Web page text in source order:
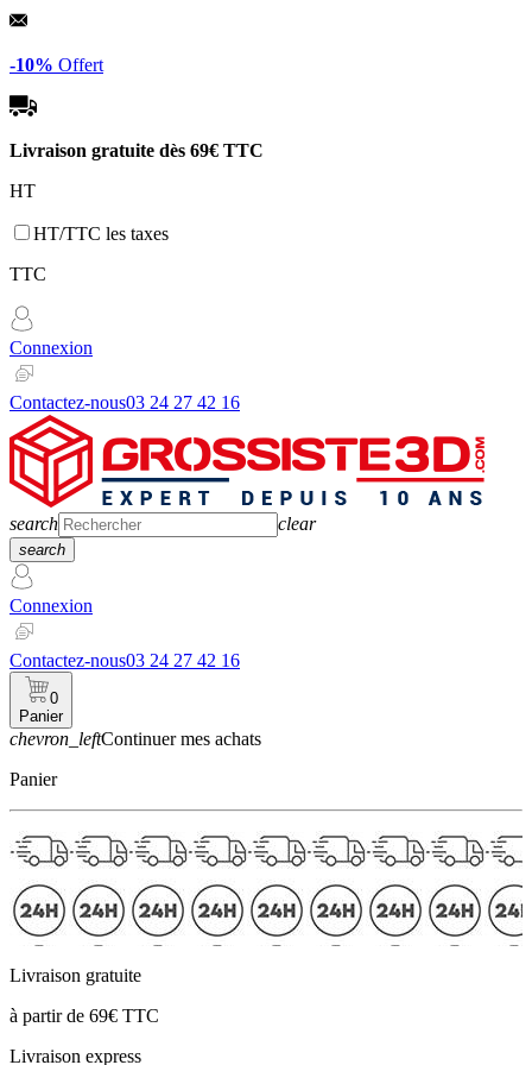
Panneau de gestion des cookies
-10% Offert
Livraison gratuite dès 69€ TTC
HT
HT/TTC les taxes
TTC
Connexion
Contactez-nous03 24 27 42 16
search clear
search
Connexion
Contactez-nous03 24 27 42 16
0
Panier
chevron_leftContinuer mes achats
Panier
Livraison gratuite
à partir de 69€ TTC
Livraison express